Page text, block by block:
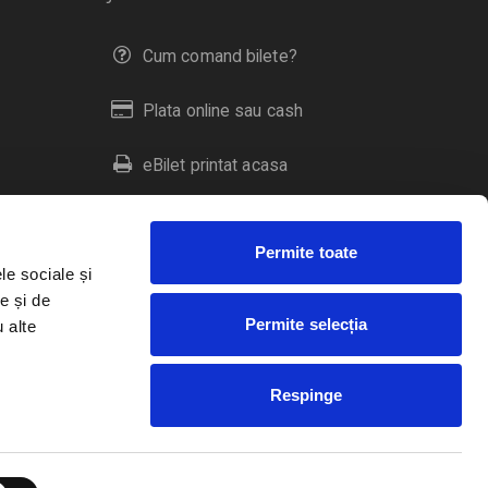
sociale și
și de
alte
Permite toate
Permite selecția
Respinge
Cum comand bilete?
Plata online sau cash
eBilet printat acasa
Livrare prin curier
Duplicare bilete